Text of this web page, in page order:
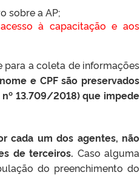
sobre a AP;
acesso à capacitação e aos
a coleta de informações
e CPF são preservados
13.709/2018) que impede
cada um dos agentes, não
de terceiros. Caso alguma
do preenchimento do